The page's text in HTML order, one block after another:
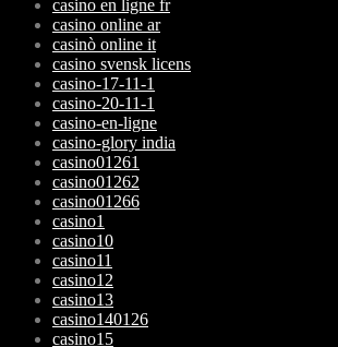
casino en ligne fr
casino online ar
casinò online it
casino svensk licens
casino-17-11-1
casino-20-11-1
casino-en-ligne
casino-glory india
casino01261
casino01262
casino01266
casino1
casino10
casino11
casino12
casino13
casino140126
casino15